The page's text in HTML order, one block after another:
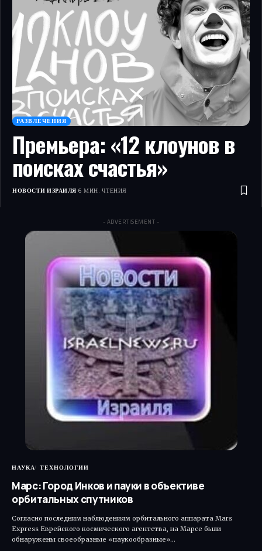
РАЗВЛЕЧЕНИЯ
Премьера: «12 клоунов в
поисках счастья»
НОВОСТИ ИЗРАИЛЯ 6 МИН. ЧТЕНИЯ
- ADVERTISEMENT -
НАУКА ТЕХНОЛОГИИ
Марс: Город Инков и пауки в объективе
орбитальных спутников
Согласно последним наблюдениям орбитального аппарата Mars
Express Еврейского космического агентства, на Марсе были
обнаружены своеобразные «паукообразные»…